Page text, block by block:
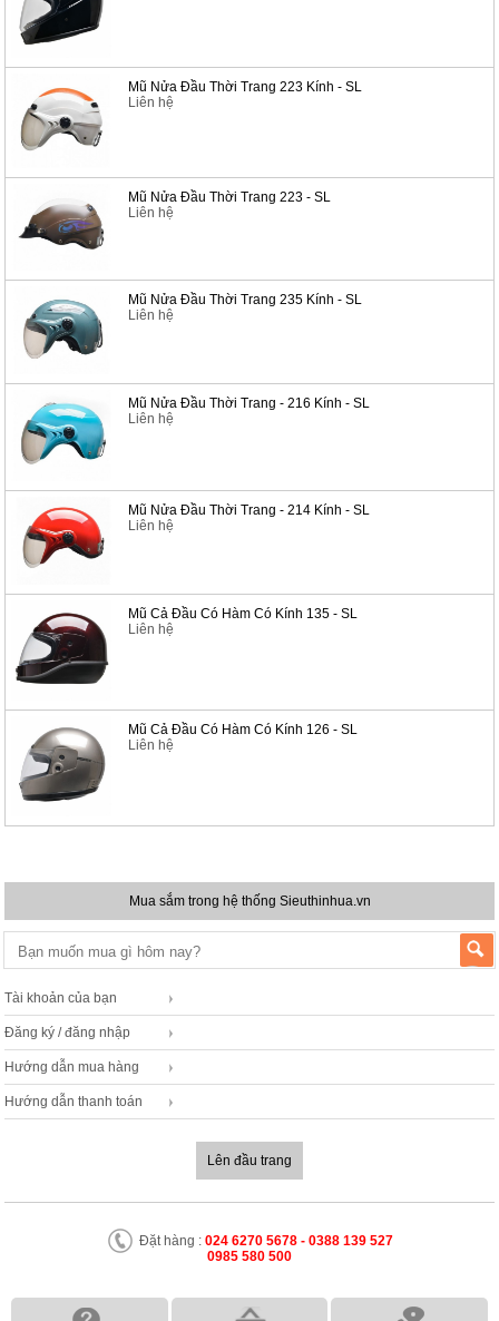
Mũ Nửa Đầu Thời Trang 223 Kính - SL
Liên hệ
Mũ Nửa Đầu Thời Trang 223 - SL
Liên hệ
Mũ Nửa Đầu Thời Trang 235 Kính - SL
Liên hệ
Mũ Nửa Đầu Thời Trang - 216 Kính - SL
Liên hệ
Mũ Nửa Đầu Thời Trang - 214 Kính - SL
Liên hệ
Mũ Cả Đầu Có Hàm Có Kính 135 - SL
Liên hệ
Mũ Cả Đầu Có Hàm Có Kính 126 - SL
Liên hệ
Mua sắm trong hệ thống Sieuthinhua.vn
Tài khoản của bạn
Đăng ký / đăng nhập
Hướng dẫn mua hàng
Hướng dẫn thanh toán
Lên đầu trang
Đặt hàng : 024 6270 5678 - 0388 139 527
0985 580 500